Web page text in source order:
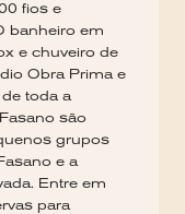
fios e
banheiro em
e chuveiro de
Obra Prima e
toda a
são
grupos
e a
Entre em
para